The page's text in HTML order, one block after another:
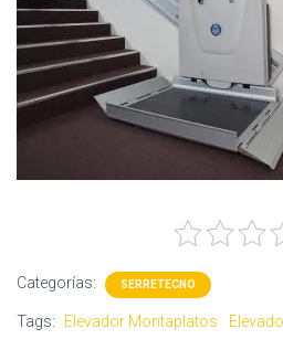
Categorías: SERRETECNO
Tags: Elevador Montaplatos